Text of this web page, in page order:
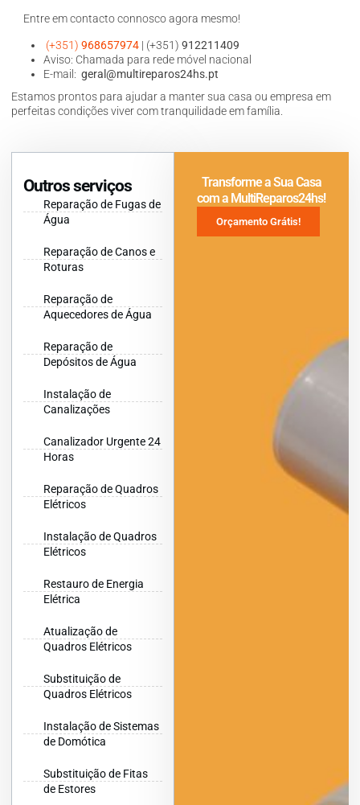
Entre em contacto connosco agora mesmo!
(+351) 968657974 | (+351) 912211409
Aviso: Chamada para rede móvel nacional
E-mail: geral@multireparos24hs.pt
Estamos prontos para ajudar a manter sua casa ou empresa em
perfeitas condições viver com tranquilidade em família.
Outros serviços
Reparação de Fugas de
Água
Reparação de Canos e
Roturas
Reparação de
Aquecedores de Água
Reparação de
Depósitos de Água
Instalação de
Canalizações
Canalizador Urgente 24
Horas
Reparação de Quadros
Elétricos
Instalação de Quadros
Elétricos
Restauro de Energia
Elétrica
Atualização de
Quadros Elétricos
Substituição de
Quadros Elétricos
Instalação de Sistemas
de Domótica
Substituição de Fitas
de Estores
Transforme a Sua Casa
com a MultiReparos24hs!
Orçamento Grátis!